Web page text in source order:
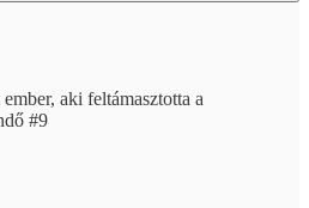
aki feltámasztotta a
#9